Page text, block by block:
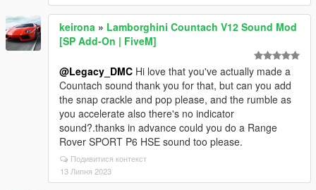
keirona » Lamborghini Countach V12 Sound Mod
[SP Add-On | FiveM]
@Legacy_DMC Hi love that you've actually made a
Countach sound thank you for that, but can you add
the snap crackle and pop please, and the rumble as
you accelerate also there's no indicator
sound?.thanks in advance could you do a Range
Rover SPORT P6 HSE sound too please.
Подивитися контекст
13 Липня 2023